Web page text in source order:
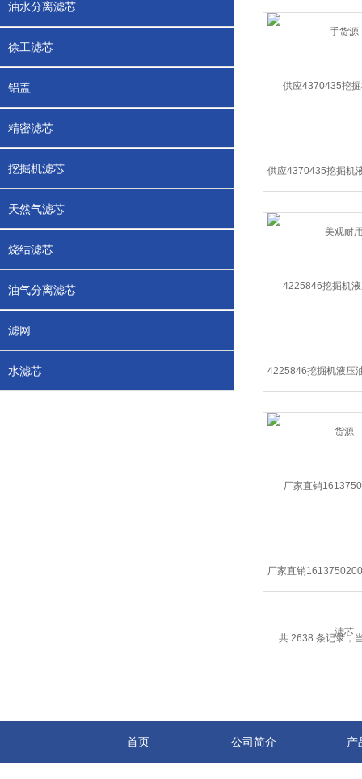
油水分离滤芯
徐工滤芯
铝盖
精密滤芯
挖掘机滤芯
天然气滤芯
烧结滤芯
油气分离滤芯
滤网
水滤芯
厂家直销
共 2638 条记录，
首页 公司简介 产